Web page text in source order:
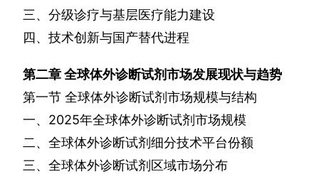
三、分级诊疗与基层医疗能力建设
四、技术创新与国产替代进程
第二章全球体外诊断试剂市场发展现状与趋势
第一节 全球体外诊断试剂市场规模与结构
一、 2025年全球体外诊断试剂市场规模
二、全球体外诊断试剂细分技术平台份额
三、全球体外诊断试剂区域市场分布